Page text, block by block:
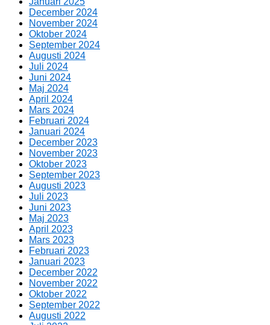
December 2024
November 2024
Oktober 2024
September 2024
Augusti 2024
Juli 2024
Juni 2024
Maj 2024
April 2024
Mars 2024
Februari 2024
Januari 2024
December 2023
November 2023
Oktober 2023
September 2023
Augusti 2023
Juli 2023
Juni 2023
Maj 2023
April 2023
Mars 2023
Februari 2023
Januari 2023
December 2022
November 2022
Oktober 2022
September 2022
Augusti 2022